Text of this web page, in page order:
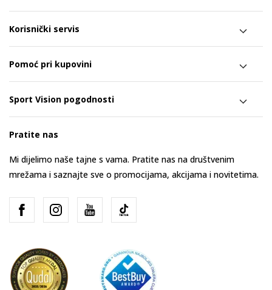
Korisnički servis
Pomoć pri kupovini
Sport Vision pogodnosti
Pratite nas
Mi dijelimo naše tajne s vama. Pratite nas na društvenim
mrežama i saznajte sve o promocijama, akcijama i novitetima.